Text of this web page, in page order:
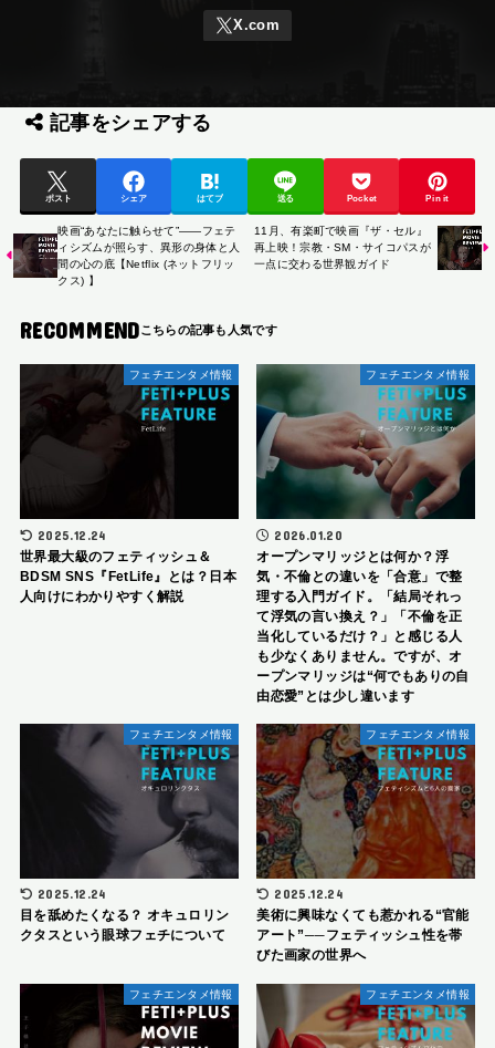
記事をシェアする
ポスト シェア はてブ 送る Pocket Pin it
映画“あなたに触らせて”――フェテ
ィシズムが照らす、異形の身体と人
間の心の底【Netflix (ネットフリッ
クス) 】
11月、有楽町で映画『ザ・セル』
再上映！宗教・SM・サイコパスが
一点に交わる世界観ガイド
RECOMMEND
フェチエンタメ情報
2025.12.24
世界最大級のフェティッシュ＆
BDSM SNS『FetLife』とは？日本
人向けにわかりやすく解説
フェチエンタメ情報
2026.01.20
オープンマリッジとは何か？浮
気・不倫との違いを「合意」で整
理する入門ガイド。「結局それっ
て浮気の言い換え？」「不倫を正
当化しているだけ？」と感じる人
も少なくありません。ですが、オ
ープンマリッジは“何でもありの自
由恋愛”とは少し違います
フェチエンタメ情報
2025.12.24
目を舐めたくなる？ オキュロリン
クタスという眼球フェチについて
フェチエンタメ情報
2025.12.24
美術に興味なくても惹かれる“官能
アート”──フェティッシュ性を帯
びた画家の世界へ
フェチエンタメ情報 フェチエンタメ情報